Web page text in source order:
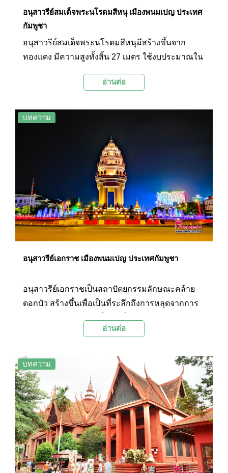
อนุสาวรีย์สมเด็จพระนโรดมสีหนุ เมืองพนมเปญ ประเทศ
กัมพูชา
อนุสาวรีย์สมเด็จพระนโรดมสีหนุมีสร้างขึ้นจาก
ทองแดง มีความสูงทั้งสิ้น 27 เมตร ใช้งบประมาณใน
ก่อสร้าง 8 เดือน มีพิธีเปิดอย่างยิ่งใหญ่ในเดือน
ทรงสิ้นพระชนม์ในปี 2012 ซึ่งพระองค์ได้รับการ
ของกัมพูชา เนื่องจากทรงเป็นผู้นำในการเรียกร้อง
เอกราชคืนจากฝรั่งเศส ดังนั้นในวันที่ 15 ตุลาคมของ
ทุกปี รัฐบาลกัมพูชาจึงได้ประกาศให้เป็นวันหยุด
ราชการและมีพิธีการสักการะเพื่อระลึกถึงพระ
มหากรุณาธิคุณของพระองค์
อ่านต่อ
บทความ
อนุสาวรีย์เอกราช เมืองพนมเปญ ประเทศกัมพูชา
อนุสาวรีย์เอกราชเป็นสถาปัตยกรรมลักษณะคล้าย
ดอกบัว สร้างขึ้นเพื่อเป็นที่ระลึกถึงการหลุดจากการ
ยาวนาน และเป็นการรำลึกถึงเหล่าวีรบุรุษที่ต่อสู้เพื่อ
อันสวยงาม และในวันหยุดสำคัญเช่น วันประกาศ
อิสรภาพซึ่งตรงกับวันที่ 9 พฤศจิกายน และวัน
รัฐธรรมนูญซึ่งตรงกับวันที่ 24 กันยายน อนุสาวรีย์
เอกราชจะเต็มไปด้วยประชาชนมากมายที่มารวมตัว
กันเพื่อรำลึกถึงวันสำคัญเหล่านี้
อ่านต่อ
บทความ